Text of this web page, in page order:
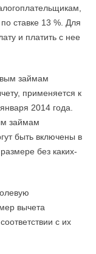
ставке 13 %. Для
и платить с нее
займам
применяется к
2014 года.
займам
быть включены в
без каких-
вычета
с их